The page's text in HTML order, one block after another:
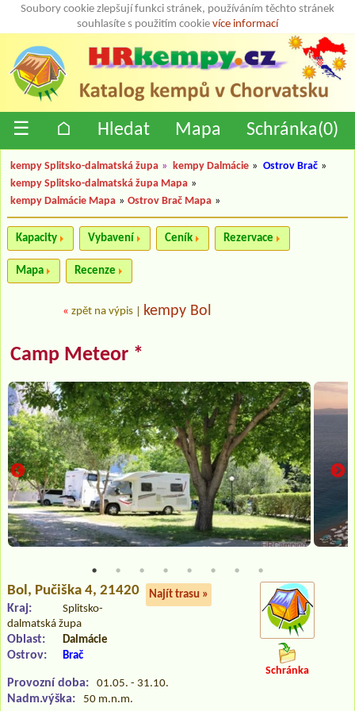
Soubory cookie zlepšují funkci stránek, používáním těchto stránek
souhlasíte s použitím cookie více informací
☰ ⌂ Hledat Mapa Schránka(0)
kempy Splitsko-dalmatská župa » kempy Dalmácie » Ostrov Brač »
kempy Splitsko-dalmatská župa Mapa »
kempy Dalmácie Mapa » Ostrov Brač Mapa »
Kapacity Vybavení Ceník Rezervace
Mapa Recenze
« zpět na výpis kempy Bol
Camp Meteor *
Bol , Pučiška 4, 21420 Najít trasu »
Kraj:
Splitsko-
dalmatská župa
Oblast: Dalmácie
Ostrov: Brač
Provozní doba: 01.05. - 31.10.
Nadm.výška: 50 m.n.m.
Schránka